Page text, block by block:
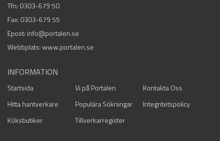
Tfn: 0303-679 50
Fax: 0303-679 55
Epost: info@portalen.se
Webbplats: www.portalen.se
INFORMATION
Startsida Vi på Portalen
Kontakta Oss
Hitta hantverkare
Populära Sökningar
Integritetspolicy
Köksbutiker
Tillverkarregister